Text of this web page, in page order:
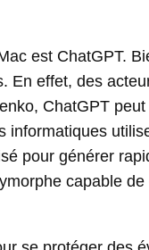
est ChatGPT.
En effet, des
ChatGPT
pour générer
capable